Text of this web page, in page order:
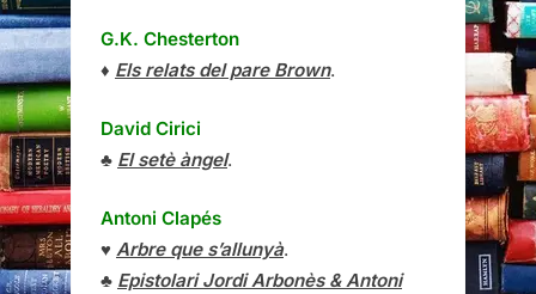
G.K. Chesterton
♦ Els relats del pare Brown.
David Cirici
♣ El setè àngel.
Antoni Clapés
♥ Arbre que s’allunyà.
♣ Epistolari Jordi Arbonès & Antoni